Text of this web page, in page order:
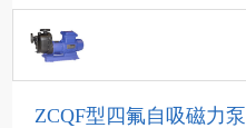
ZCQF型四氟自吸磁力泵